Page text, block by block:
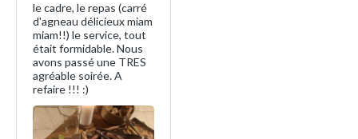
le cadre, le repas (carré
d'agneau délicieux miam
miam!!) le service, tout
était formidable. Nous
avons passé une TRES
agréable soirée. A
refaire !!! :)